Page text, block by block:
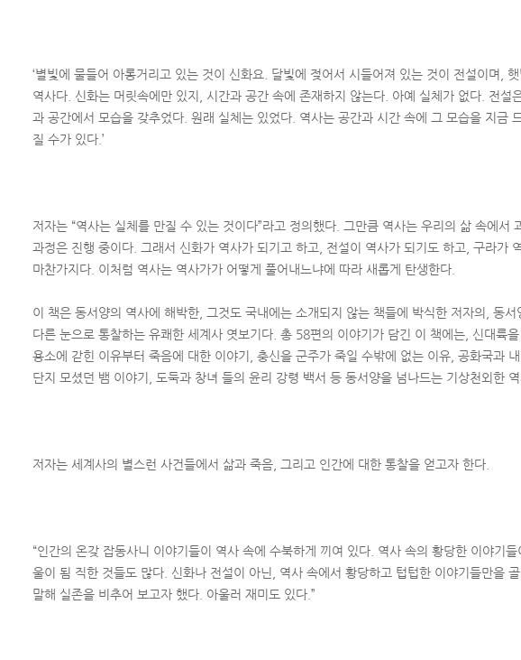
‘별빛에 물들어 아롱거리고 있는 것이 신화요. 달빛에 젖어서 시들어져 있는 것이 전설이며,
역사다. 신화는 머릿속에만 있지, 시간과 공간 속에 존재하지 않는다. 아예 실체가 없다. 전설
과 공간에서 모습을 갖추었다. 원래 실체는 있었다. 역사는 공간과 시간 속에 그 모습을 지금
질 수가 있다.’
저자는 “역사는 실체를 만질 수 있는 것이다”라고 정의했다. 그만큼 역사는 우리의 삶 속에서
과정은 진행 중이다. 그래서 신화가 역사가 되기고 하고, 전설이 역사가 되기도 하고, 구라가
마찬가지다. 이처럼 역사는 역사가가 어떻게 풀어내느냐에 따라 새롭게 탄생한다.
이 책은 동서양의 역사에 해박한, 그것도 국내에는 소개되지 않는 책들에 박식한 저자의, 동
다른 눈으로 통찰하는 유쾌한 세계사 엿보기다. 총 58편의 이야기가 담긴 이 책에는, 신대륙
용소에 갇힌 이유부터 죽음에 대한 이야기, 충신을 군주가 죽일 수밖에 없는 이유, 공화국과
단지 모셨던 뱀 이야기, 도둑과 창녀 들의 윤리 강령 백서 등 동서양을 넘나드는 기상천외한
저자는 세계사의 별스런 사건들에서 삶과 죽음, 그리고 인간에 대한 통찰을 얻고자 한다.
“인간의 온갖 잡동사니 이야기들이 역사 속에 수북하게 끼여 있다. 역사 속의 황당한 이야기
울이 됨 직한 것들도 많다. 신화나 전설이 아닌, 역사 속에서 황당하고 텁텁한 이야기들만을
말해 실존을 비추어 보고자 했다. 아울러 재미도 있다.”